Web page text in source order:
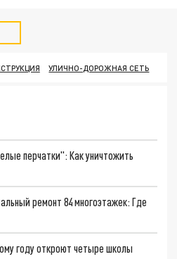
УЛИЧНО-ДОРОЖНАЯ СЕТЬ
перчатки": Как уничтожить
ремонт 84 многоэтажек: Где
году откроют четыре школы